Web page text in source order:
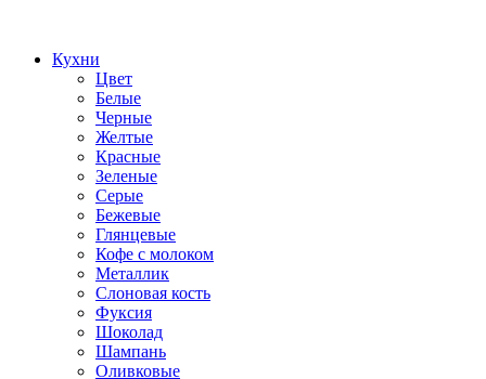
Кухни
Цвет
Белые
Черные
Желтые
Красные
Зеленые
Серые
Бежевые
Глянцевые
Кофе с молоком
Металлик
Слоновая кость
Фуксия
Шоколад
Шампань
Оливковые